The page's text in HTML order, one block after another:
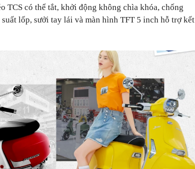
TCS có thể tắt, khởi động không chìa khóa, chống
lốp, sưởi tay lái và màn hình TFT 5 inch hỗ trợ kết